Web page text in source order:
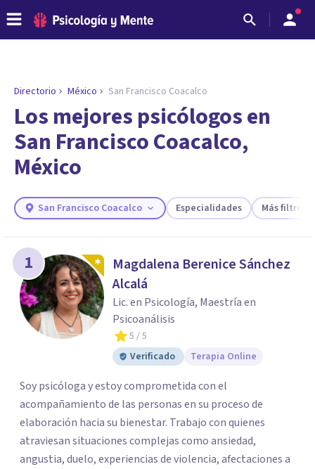
ENCONTRAR MI TERAPEUTA
¿Necesitas ayuda para encontrar el
psicólogo adecuado?
Responde a unas breves preguntas y te ofreceremos
los profesionales que más se ajustan a tus
Responder cuestionario
Directorio México San Francisco Coacalco
Los mejores psicólogos en
San Francisco Coacalco,
México
San Francisco Coacalco Especialidades Más filtros
1
Magdalena Berenice Sánchez
Alcalá
Lic. en Psicología, Maestría en
Psicoanálisis
5 / 5
Verificado
Terapia Online
Soy psicóloga y estoy comprometida con el
acompañamiento de las personas en su proceso de
elaboración hacia su bienestar. Trabajo con quienes
atraviesan situaciones complejas como ansiedad,
angustia, duelo, experiencias de violencia, afectaciones a